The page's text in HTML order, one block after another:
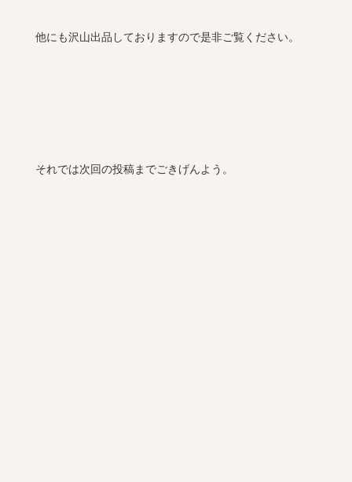
他にも沢山出品しておりますので是非ご覧ください。
それでは次回の投稿までごきげんよう。